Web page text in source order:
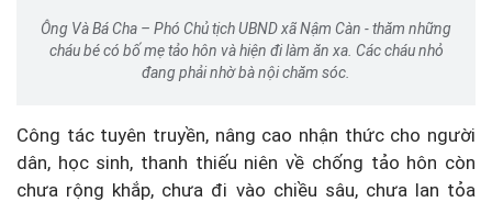
Ông Và Bá Cha – Phó Chủ tịch UBND xã Nậm Càn - thăm những
cháu bé có bố mẹ tảo hôn và hiện đi làm ăn xa. Các cháu nhỏ
đang phải nhờ bà nội chăm sóc.
Công tác tuyên truyền, nâng cao nhận thức cho người
dân, học sinh, thanh thiếu niên về chống tảo hôn còn
chưa rộng khắp, chưa đi vào chiều sâu, chưa lan tỏa